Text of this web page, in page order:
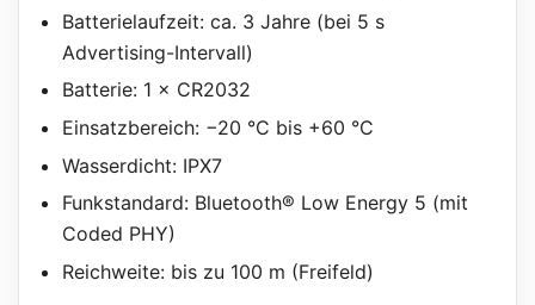
Batterielaufzeit: ca. 3 Jahre (bei 5 s
Advertising-Intervall)
Batterie: 1 × CR2032
Einsatzbereich: −20 °C bis +60 °C
Wasserdicht: IPX7
Funkstandard: Bluetooth® Low Energy 5 (mit
Coded PHY)
Reichweite: bis zu 100 m (Freifeld)